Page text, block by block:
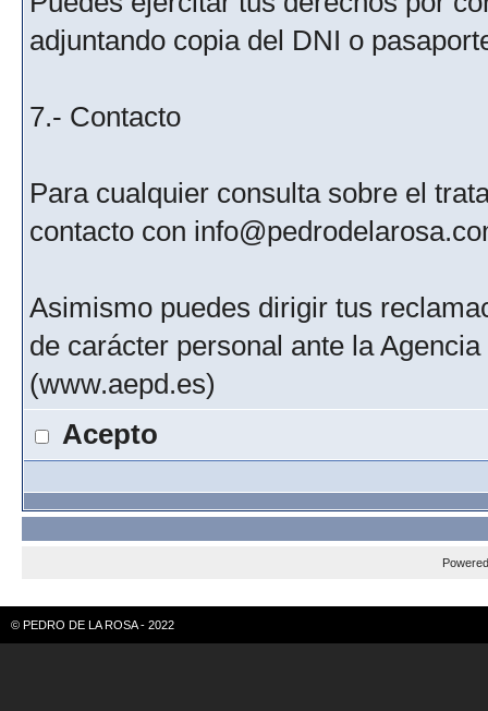
adjuntando copia del DNI o
7.- Contacto
Para cualquier consulta sobre el
contacto con
Asimismo puedes dirigir tus
de carácter personal ante la
(www.aepd.es)
Acepto
© PEDRO DE LA ROSA - 2022